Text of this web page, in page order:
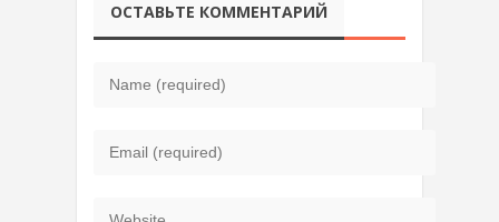
ОСТАВЬТЕ КОММЕНТАРИЙ